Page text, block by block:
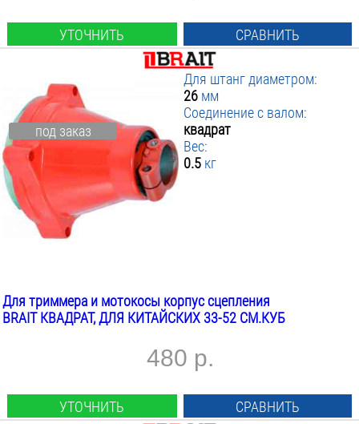
УТОЧНИТЬ СРАВНИТЬ
под заказ
Для штанг диаметром:
26 мм
Соединение с валом:
квадрат
Вес:
0.5 кг
Для триммера и мотокосы корпус сцепления
BRAIT КВАДРАТ, ДЛЯ КИТАЙСКИХ 33-52 СМ.КУБ
480 р.
УТОЧНИТЬ СРАВНИТЬ